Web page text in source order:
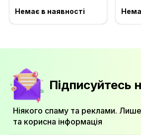
Немає в наявності
Підписуйтесь
Ніякого спаму та реклами.
та корисна інформація